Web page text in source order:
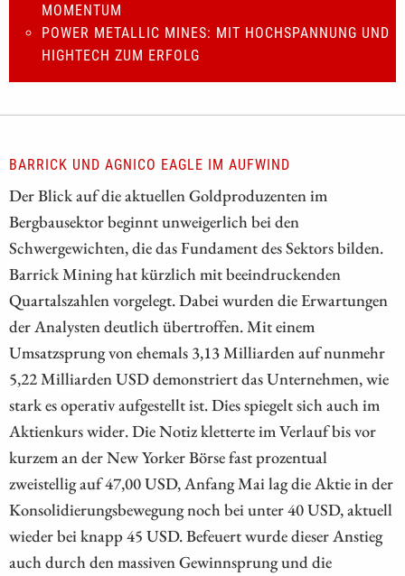
MOMENTUM
POWER METALLIC MINES: MIT HOCHSPANNUNG UND
HIGHTECH ZUM ERFOLG
BARRICK UND AGNICO EAGLE IM AUFWIND
Der Blick auf die aktuellen Goldproduzenten im
Bergbausektor beginnt unweigerlich bei den
Schwergewichten, die das Fundament des Sektors bilden.
Barrick Mining hat kürzlich mit beeindruckenden
Quartalszahlen vorgelegt. Dabei wurden die Erwartungen
der Analysten deutlich übertroffen. Mit einem
Umsatzsprung von ehemals 3,13 Milliarden auf nunmehr
5,22 Milliarden USD demonstriert das Unternehmen, wie
stark es operativ aufgestellt ist. Dies spiegelt sich auch im
Aktienkurs wider. Die Notiz kletterte im Verlauf bis vor
kurzem an der New Yorker Börse fast prozentual
zweistellig auf 47,00 USD, Anfang Mai lag die Aktie in der
Konsolidierungsbewegung noch bei unter 40 USD, aktuell
wieder bei knapp 45 USD. Befeuert wurde dieser Anstieg
auch durch den massiven Gewinnsprung und die